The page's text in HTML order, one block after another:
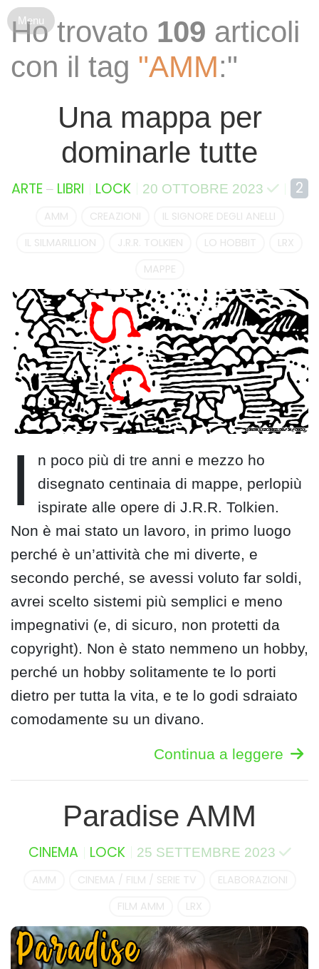
Ho trovato 109 articoli
con il tag "AMM:"
Una mappa per
dominarle tutte
ARTE– LIBRI LOCK 20 OTTOBRE 2023 2
AMM CREAZIONI
IL SIGNORE DEGLI ANELLI
IL SILMARILLION
J.R.R. TOLKIEN LO HOBBIT
LRX
MAPPE
I
n poco più di tre anni e mezzo ho
disegnato centinaia di mappe, perlopiù
ispirate alle opere di J.R.R. Tolkien.
Non è mai stato un lavoro, in primo luogo
perché è un’attività che mi diverte, e
secondo perché, se avessi voluto far soldi,
avrei scelto sistemi più semplici e meno
impegnativi (e, di sicuro, non protetti da
copyright). Non è stato nemmeno un hobby,
perché un hobby solitamente te lo porti
dietro per tutta la vita, e te lo godi sdraiato
comodamente su un divano.
Continua a leggere
Paradise AMM
CINEMA LOCK 25 SETTEMBRE 2023
AMM CINEMA / FILM / SERIE TV
ELABORAZIONI
FILM AMM
LRX